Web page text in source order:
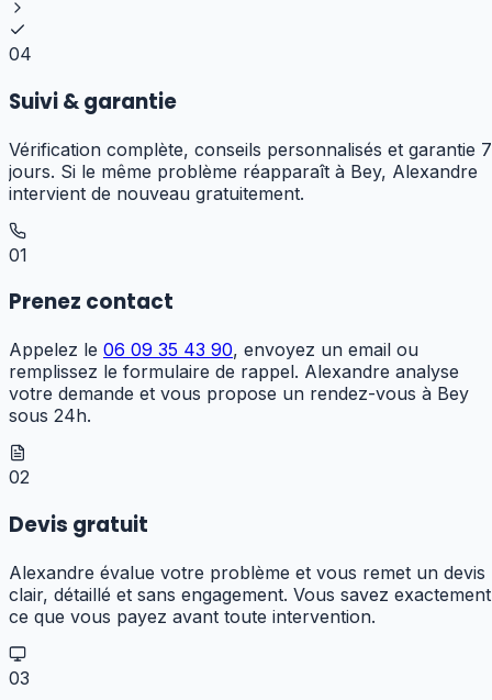
04
Suivi & garantie
Vérification complète, conseils personnalisés et garantie 7
jours. Si le même problème réapparaît à Bey, Alexandre
intervient de nouveau gratuitement.
01
Prenez contact
Appelez le 06 09 35 43 90, envoyez un email ou
remplissez le formulaire de rappel. Alexandre analyse
votre demande et vous propose un rendez-vous à Bey
sous 24h.
02
Devis gratuit
Alexandre évalue votre problème et vous remet un devis
clair, détaillé et sans engagement. Vous savez exactement
ce que vous payez avant toute intervention.
03